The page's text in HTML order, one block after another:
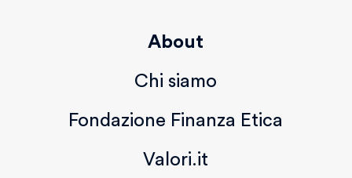
About
Chi siamo
Fondazione Finanza Etica
Valori.it